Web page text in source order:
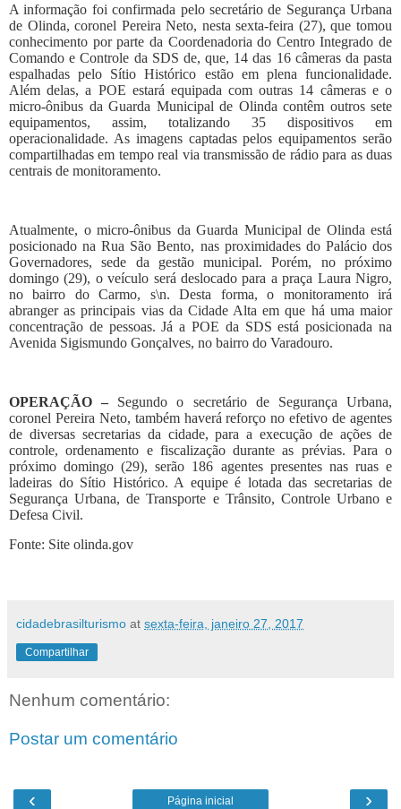
A informação foi confirmada pelo secretário de Segurança Urbana
de Olinda, coronel Pereira Neto, nesta sexta-feira (27), que tomou
conhecimento por parte da Coordenadoria do Centro Integrado de
Comando e Controle da SDS de, que, 14 das 16 câmeras da pasta
espalhadas pelo Sítio Histórico estão em plena funcionalidade.
Além delas, a POE estará equipada com outras 14 câmeras e o
micro-ônibus da Guarda Municipal de Olinda contêm outros sete
equipamentos, assim, totalizando 35 dispositivos em
operacionalidade. As imagens captadas pelos equipamentos serão
compartilhadas em tempo real via transmissão de rádio para as duas
centrais de monitoramento.
Atualmente, o micro-ônibus da Guarda Municipal de Olinda está
posicionado na Rua São Bento, nas proximidades do Palácio dos
Governadores, sede da gestão municipal. Porém, no próximo
domingo (29), o veículo será deslocado para a praça Laura Nigro,
no bairro do Carmo, s\n. Desta forma, o monitoramento irá
abranger as principais vias da Cidade Alta em que há uma maior
concentração de pessoas. Já a POE da SDS está posicionada na
Avenida Sigismundo Gonçalves, no bairro do Varadouro.
OPERAÇÃO – Segundo o secretário de Segurança Urbana,
coronel Pereira Neto, também haverá reforço no efetivo de agentes
de diversas secretarias da cidade, para a execução de ações de
controle, ordenamento e fiscalização durante as prévias. Para o
próximo domingo (29), serão 186 agentes presentes nas ruas e
ladeiras do Sítio Histórico. A equipe é lotada das secretarias de
Segurança Urbana, de Transporte e Trânsito, Controle Urbano e
Defesa Civil.
Fonte: Site olinda.gov
cidadebrasilturismo at sexta-feira, janeiro 27, 2017
Compartilhar
Nenhum comentário:
Postar um comentário
‹ ›
Página inicial